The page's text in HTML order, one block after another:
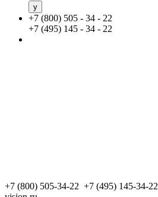
+7 (800) 505 - 34 - 22
+7 (495) 145 - 34 - 22
+7 (800) 505-34-22 +7 (495) 145-34-22